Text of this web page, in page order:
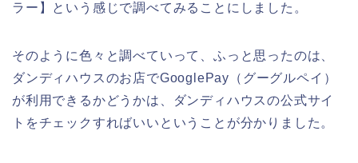
ラー】という感じで調べてみることにしました。
そのように色々と調べていって、ふっと思ったのは、
ダンディハウスのお店でGooglePay（グーグルペイ）
が利用できるかどうかは、ダンディハウスの公式サイ
トをチェックすればいいということが分かりました。